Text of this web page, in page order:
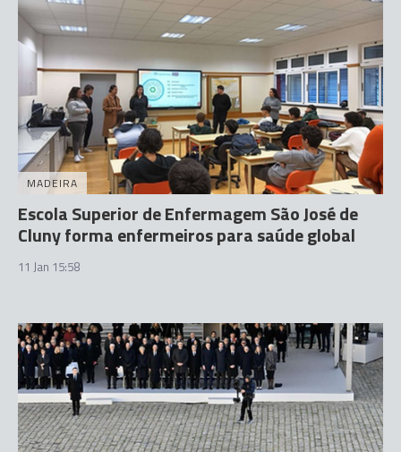
MADEIRA
Escola Superior de Enfermagem São José de
Cluny forma enfermeiros para saúde global
11 Jan 15:58